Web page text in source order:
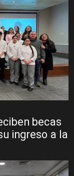
becas
ingreso a la